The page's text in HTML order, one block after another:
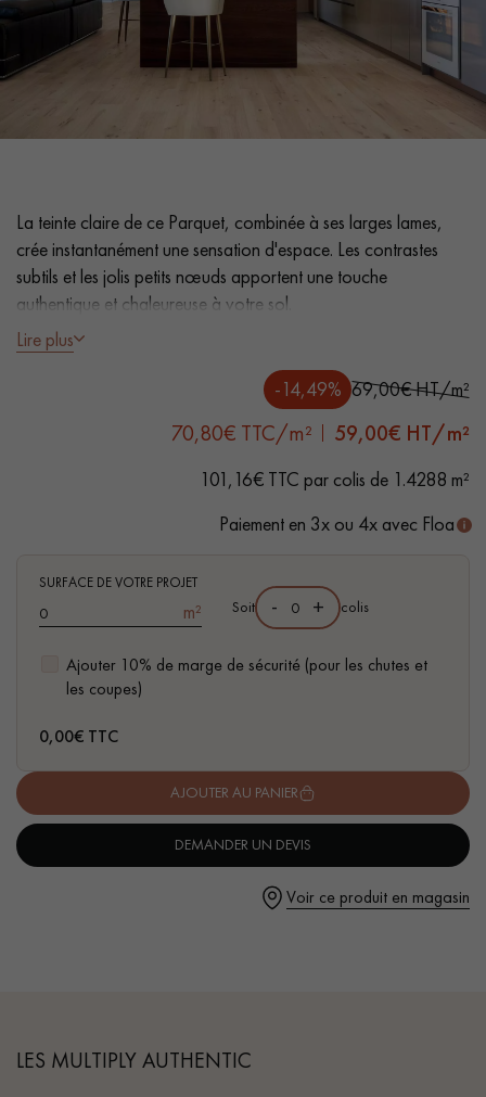
PARQUET VIEILLI PARQUET FUMÉ
PARQUET LAMES LARGES XXL PARQUET EN CHÊNE
Nos conseillers sont disponibles au
0805 82 82 82
VOUS AVEZ UN PROJET ?
Nos experts sont à votre disposition pour vous guider pas à
pas dans le choix et la pose de votre parquet.
Demandez un rendez-vous personnalisé
La teinte claire de ce Parquet, combinée à ses larges lames,
crée instantanément une sensation d'espace. Les contrastes
subtils et les jolis petits nœuds apportent une touche
authentique et chaleureuse à votre sol.
- Larmes largeur XL 15.2 cm - Longeurs fixes 2350 mm
- Aspect Bois chene clair, Vernis mat
- Choix Authentic - Nœuds, gerces, fissures colmatées,
- Couche d'usure de 4 mm, équivalente à un parquet massif
Lire plus
-14,49% 69,00€ HT/m²
70,80€ TTC/m² 59,00€ HT/m²
101,16€ TTC par colis de 1.4288 m²
Paiement en 3x ou 4x avec Floa
SURFACE DE VOTRE PROJET
m²
Ajouter 10% de marge de sécurité (pour les chutes et
les coupes)
Soit - + colis
0,00€ TTC
AJOUTER AU PANIER
DEMANDER UN DEVIS
Voir ce produit en magasin
LES MULTIPLY AUTHENTIC